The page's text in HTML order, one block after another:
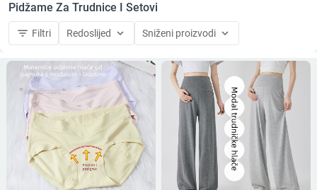
Pidžame Za Trudnice I Setovi
filter_list Filtri Redoslijed keyboard_arrow_down Sniženi proizvodi keyboard_arrow_down